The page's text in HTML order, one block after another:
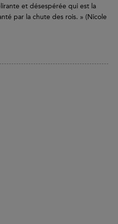
et désespérée qui est la
par la chute des rois. » (Nicole